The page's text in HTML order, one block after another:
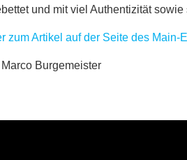
und mit viel Au­then­ti­zi­tät
zum Artikel auf der Seite des Main-
Marco Burgemeister